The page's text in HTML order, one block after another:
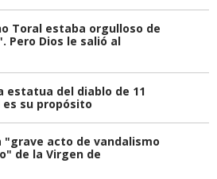
Toral estaba orgulloso de
Pero Dios le salió al
estatua del diablo de 11
su propósito
"grave acto de vandalismo
de la Virgen de